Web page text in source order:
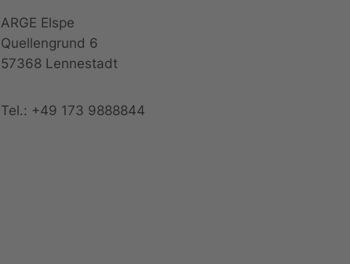
ARGE Elspe
Quellengrund 6
57368 Lennestadt
Tel.: +49 173 9888844